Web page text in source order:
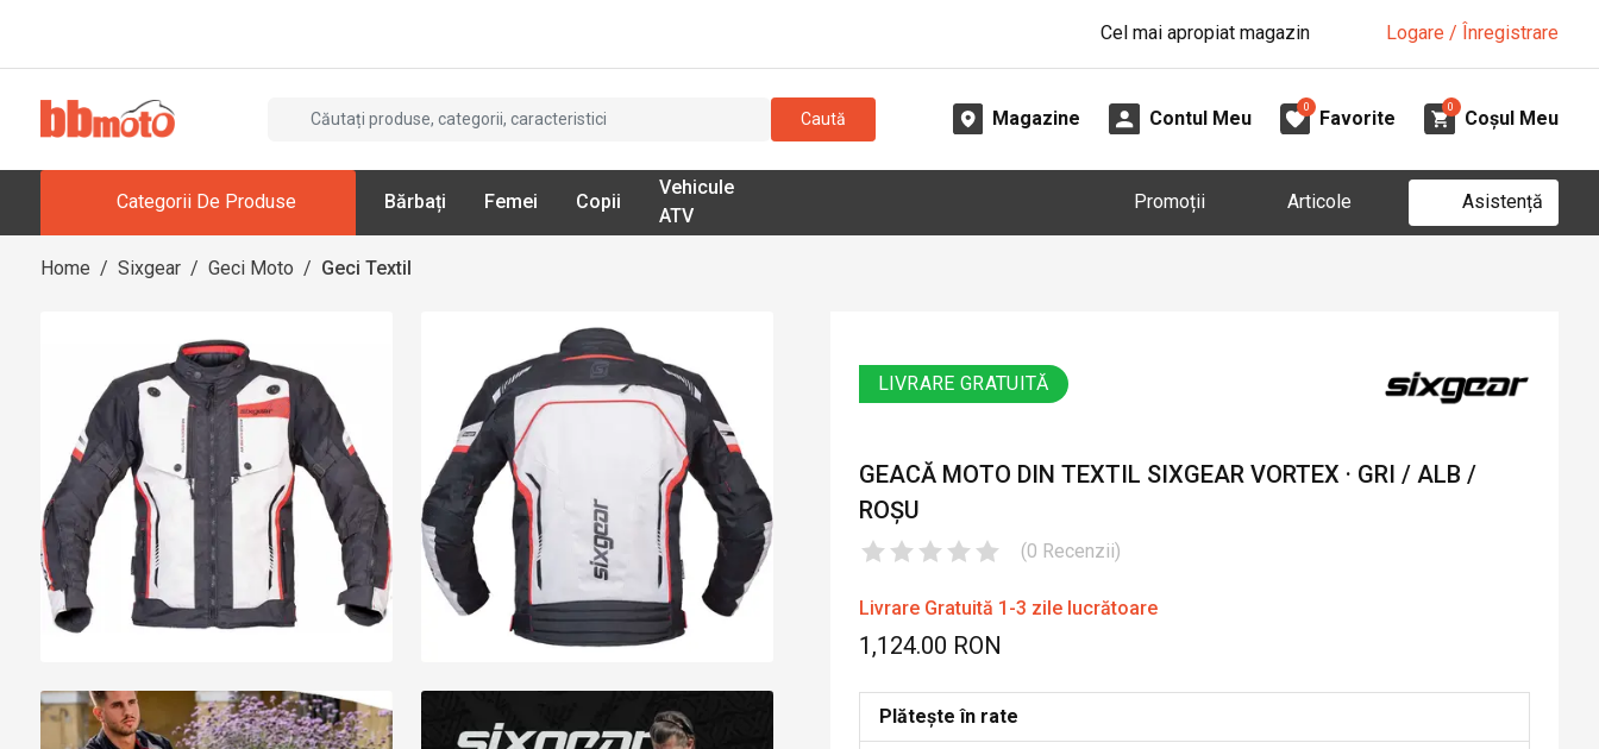
Cel mai apropiat magazin Logare / Înregistrare
Caută Magazine Contul Meu
0
Favorite
0
Coșul Meu
Categorii De Produse Bărbați Femei Copii
Vehicule
ATV
Promoții Articole Asistență
Home / Sixgear / Geci Moto / Geci Textil
LIVRARE GRATUITĂ
GEACĂ MOTO DIN TEXTIL SIXGEAR VORTEX · GRI / ALB /
ROȘU
(0 Recenzii)
Livrare Gratuită 1-3 zile lucrătoare
1,124.00 RON
Plătește în rate